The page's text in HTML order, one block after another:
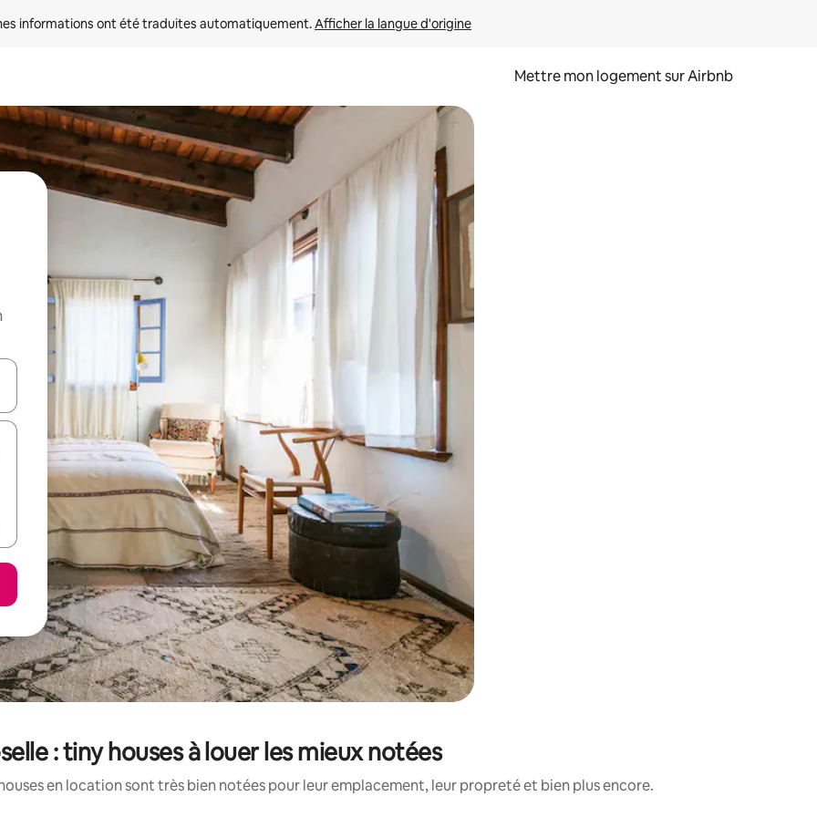
informations ont été traduites automatiquement. Afficher la langue d'origine
Mettre mon logement sur Airbnb
le haut et vers le bas pour les parcourir ou en appuyant et en faisant glisser.
: tiny houses à louer les mieux notées
en location sont très bien notées pour leur emplacement, leur propreté et bien plus encore.